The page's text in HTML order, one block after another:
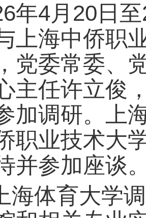
年4月20日
上海中侨职
党委常委、
主任许立俊
加调研。上
职业技术大
并参加座谈
海体育大学